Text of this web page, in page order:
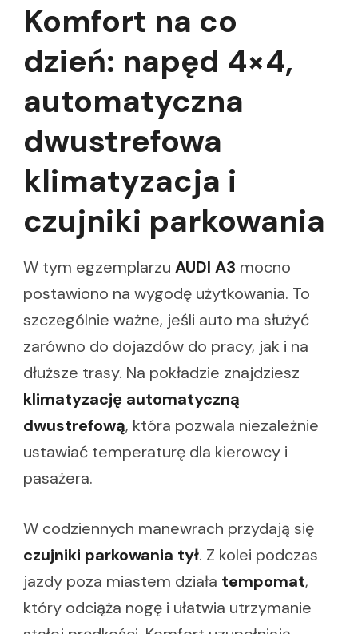
Komfort na co
dzień: napęd 4×4,
automatyczna
dwustrefowa
klimatyzacja i
czujniki parkowania
W tym egzemplarzu AUDI A3 mocno
postawiono na wygodę użytkowania. To
szczególnie ważne, jeśli auto ma służyć
zarówno do dojazdów do pracy, jak i na
dłuższe trasy. Na pokładzie znajdziesz
klimatyzację automatyczną
dwustrefową, która pozwala niezależnie
ustawiać temperaturę dla kierowcy i
pasażera.
W codziennych manewrach przydają się
czujniki parkowania tył. Z kolei podczas
jazdy poza miastem działa tempomat,
który odciąża nogę i ułatwia utrzymanie